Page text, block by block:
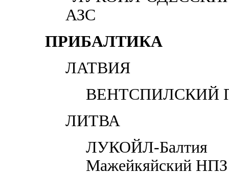
АЗС
ПРИБАЛТИКА
ЛАТВИЯ
ВЕНТСПИЛСКИЙ
ЛИТВА
ЛУКОЙЛ-Балтия
Мажейкяйский НПЗ